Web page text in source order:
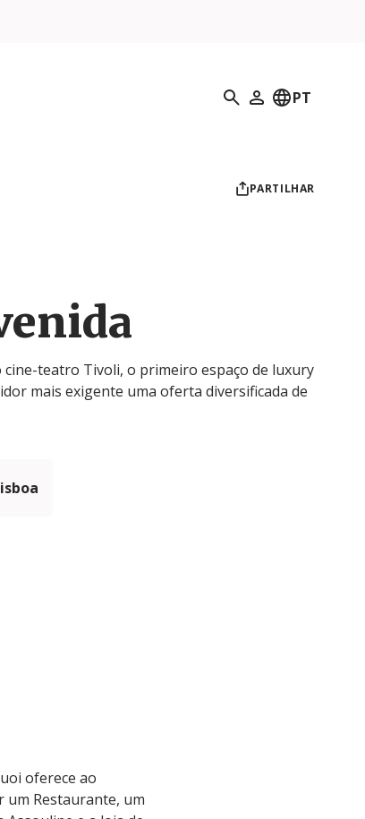
Pesquisar
O meu perfil
PT
PARTILHAR
teatro Tivoli, o primeiro espaço de luxury
mais exigente uma oferta diversificada de
oferece ao
um Restaurante, um